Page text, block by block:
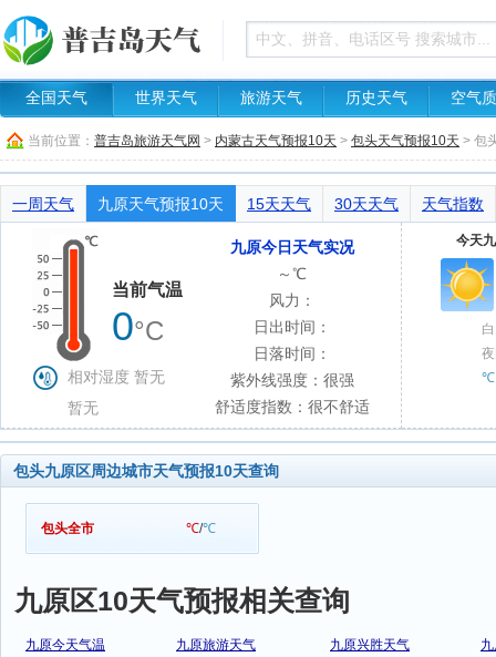
全国天气 世界天气 旅游天气 历史天气 空气
当前位置： 普吉岛旅游天气网 > 内蒙古天气预报10天 > 包头天气预报10天 > 包
一周天气 九原天气预报10天 15天天气 30天天气 天气指数
当前气温
0°C
相对湿度 暂无
暂无
九原今日天气实况
～℃
风力：
日出时间：
日落时间：
紫外线强度：很强
舒适度指数：很不舒适
今天
℃
包头九原区周边城市天气预报10天查询
包头全市 ℃/℃
九原区10天气预报相关查询
九原今天气温 九原旅游天气 九原兴胜天气